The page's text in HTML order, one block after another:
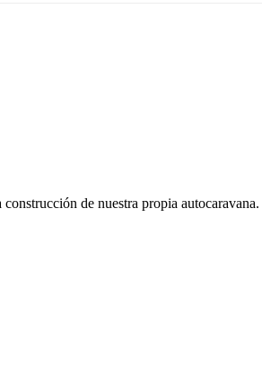
de nuestra propia